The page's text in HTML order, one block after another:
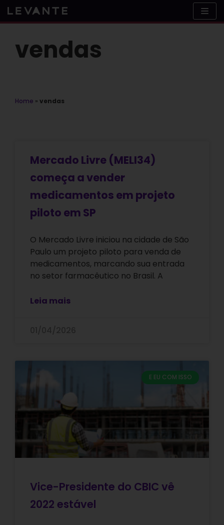
Skip
to
vendas
Home » vendas
Mercado Livre (MELI34)
começa a vender
medicamentos em projeto
piloto em SP
O Mercado Livre iniciou na cidade de São
Paulo um projeto piloto para venda de
medicamentos, marcando sua entrada
no setor farmacêutico no Brasil. A
Leia mais
E EU COM ISSO
Vice-Presidente do CBIC vê
2022 estável